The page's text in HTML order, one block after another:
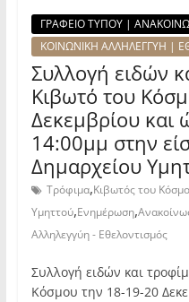
ΓΡΑΦΕΙΟ ΤΥΠΟΥ |
ΚΟΙΝΩΝΙΚΗ ΑΛΛΗΛΕΓΓΥΗ |
Συλλογή ειδών
Κιβωτό του
Δεκεμβρίου
14:00μμ στην
Δημαρχείου
Τρόφιμα,Κιβωτός του
Υμηττού,Ενημέρωση,
Αλληλεγγύη - Εθελοντισμός
Συλλογή ειδών και
Κόσμου την 18-19-20